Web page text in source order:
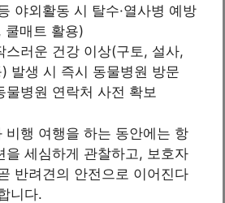
야외활동 시 탈수·열사병 예방
쿨매트 활용)
스러운 건강 이상(구토, 설사,
발생 시 즉시 동물병원 방문
물병원 연락처 사전 확보
비행 여행을 하는 동안에는 항
을 세심하게 관찰하고, 보호자
반려견의 안전으로 이어진다
니다.